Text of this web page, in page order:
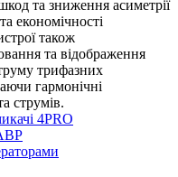
та зниження асиметрії
економічності
також
та відображення
трифазних
гармонічні
струмів.
4PRO